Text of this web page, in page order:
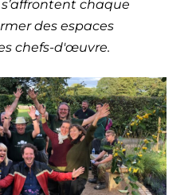
chaque
des espaces
chefs-d'œuvre.